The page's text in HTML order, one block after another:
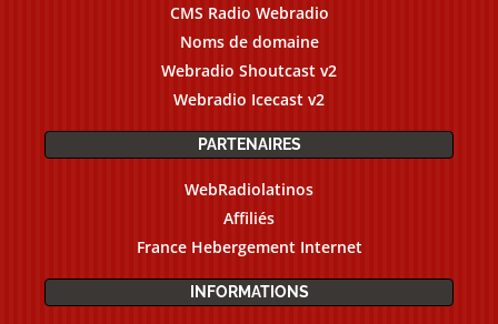
CMS Radio Webradio
Noms de domaine
Webradio Shoutcast v2
Webradio Icecast v2
PARTENAIRES
WebRadiolatinos
Affiliés
France Hebergement Internet
INFORMATIONS